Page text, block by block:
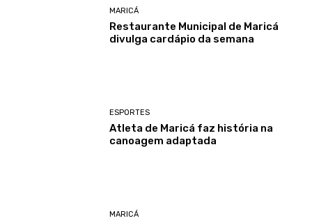
MARICÁ
Restaurante Municipal de Maricá
divulga cardápio da semana
ESPORTES
Atleta de Maricá faz história na
canoagem adaptada
MARICÁ